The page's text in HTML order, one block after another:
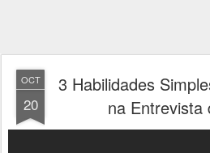
OCT
20
3 Habilidades
na Entrevista